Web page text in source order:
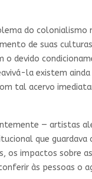
do colonialismo
de suas
o devido
la existem
tal acervo
— artistas
que guardava
os impactos sobre
às pessoas o